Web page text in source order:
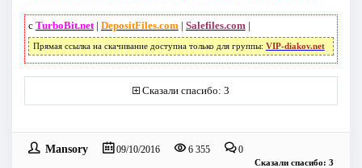
с TurboBit.net| DepositFiles.com| Salefiles.com|
Прямая ссылка на скачивание доступна только для группы: VIP-diakov.net
Сказали спасибо: 3
Mansory 09/10/2016 6 355 0
Сказали спасибо: 3